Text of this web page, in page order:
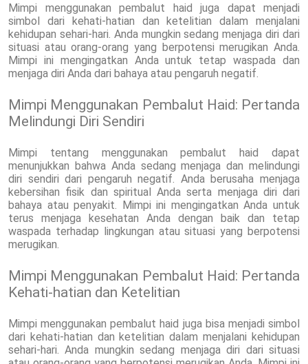
Mimpi menggunakan pembalut haid juga dapat menjadi
simbol dari kehati-hatian dan ketelitian dalam menjalani
kehidupan sehari-hari. Anda mungkin sedang menjaga diri dari
situasi atau orang-orang yang berpotensi merugikan Anda.
Mimpi ini mengingatkan Anda untuk tetap waspada dan
menjaga diri Anda dari bahaya atau pengaruh negatif.
Mimpi Menggunakan Pembalut Haid: Pertanda
Melindungi Diri Sendiri
Mimpi tentang menggunakan pembalut haid dapat
menunjukkan bahwa Anda sedang menjaga dan melindungi
diri sendiri dari pengaruh negatif. Anda berusaha menjaga
kebersihan fisik dan spiritual Anda serta menjaga diri dari
bahaya atau penyakit. Mimpi ini mengingatkan Anda untuk
terus menjaga kesehatan Anda dengan baik dan tetap
waspada terhadap lingkungan atau situasi yang berpotensi
merugikan.
Mimpi Menggunakan Pembalut Haid: Pertanda
Kehati-hatian dan Ketelitian
Mimpi menggunakan pembalut haid juga bisa menjadi simbol
dari kehati-hatian dan ketelitian dalam menjalani kehidupan
sehari-hari. Anda mungkin sedang menjaga diri dari situasi